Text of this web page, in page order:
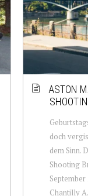
ASTON
doch
dem Sinn.
Shooting
Chantilly